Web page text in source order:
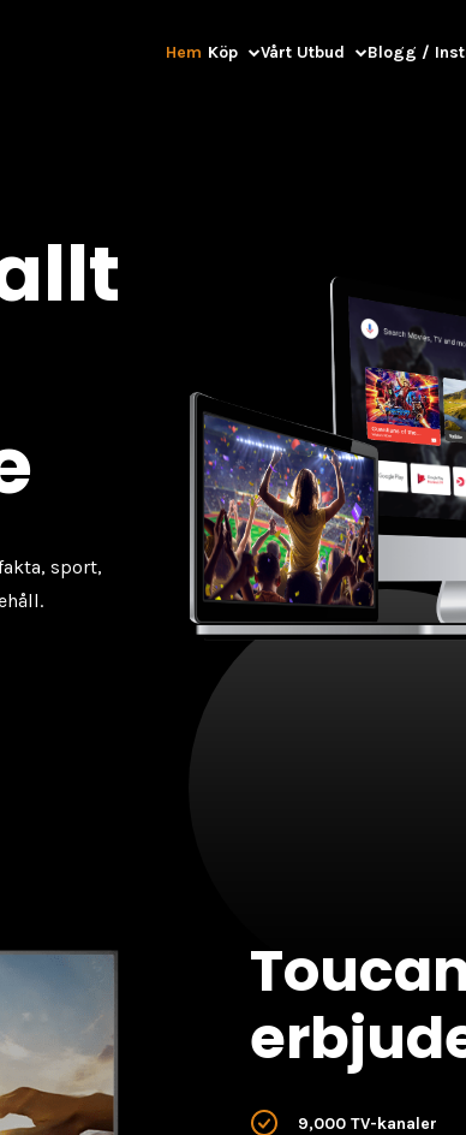
Hem Köp Vårt Utbud Blogg /
sport,
9,000 TV-kanaler